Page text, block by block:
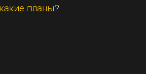
планы?